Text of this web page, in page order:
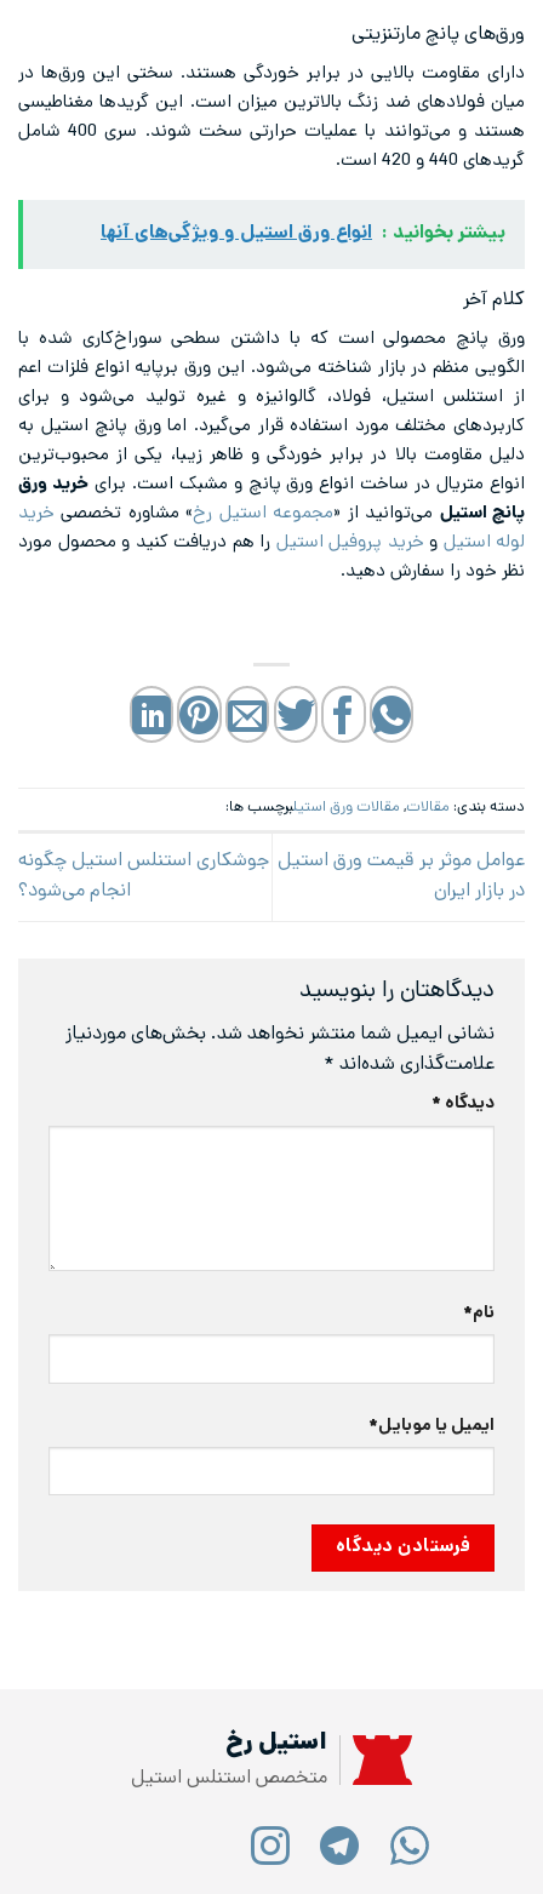
ورق‌های پانچ مارتنزیتی
دارای مقاومت بالایی در برابر خوردگی هستند. سختی این ورق‌ها در
میان فولادهای ضد زنگ بالاترین میزان است. این گریدها مغناطیسی
هستند و می‌توانند با عملیات حرارتی سخت شوند. سری 400 شامل
گریدهای 440 و 420 است.
بیشتر بخوانید : انواع ورق استیل و ویژگی‌های آنها
کلام آخر
ورق پانچ محصولی است که با داشتن سطحی سوراخ‌کاری شده با
الگویی منظم در بازار شناخته می‌شود. این ورق برپایه انواع فلزات اعم
از استنلس استیل، فولاد، گالوانیزه و غیره تولید می‌شود و برای
کاربردهای مختلف مورد استفاده قرار می‌گیرد. اما ورق پانچ استیل به
دلیل مقاومت بالا در برابر خوردگی و ظاهر زیبا، یکی از محبوب‌ترین
انواع متریال در ساخت انواع ورق پانچ و مشبک است. برایخرید ورق
پانچ استیل می‌توانید از «مجموعه استیل رخ» مشاوره تخصصی خرید
لوله استیل و خرید پروفیل استیل را هم دریافت کنید و محصول مورد
نظر خود را سفارش دهید.
دسته بندی: مقالات, مقالات ورق استیلبرچسب ها:
عوامل موثر بر قیمت ورق استیل
در بازار ایران
جوشکاری استنلس استیل چگونه
انجام می‌شود؟
دیدگاهتان را بنویسید
نشانی ایمیل شما منتشر نخواهد شد. بخش‌های موردنیاز
علامت‌گذاری شده‌اند *
دیدگاه *
نام*
ایمیل یا موبایل*
استیل رخ
متخصص استنلس استیل